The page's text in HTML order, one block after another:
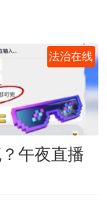
法治在线
午夜直播